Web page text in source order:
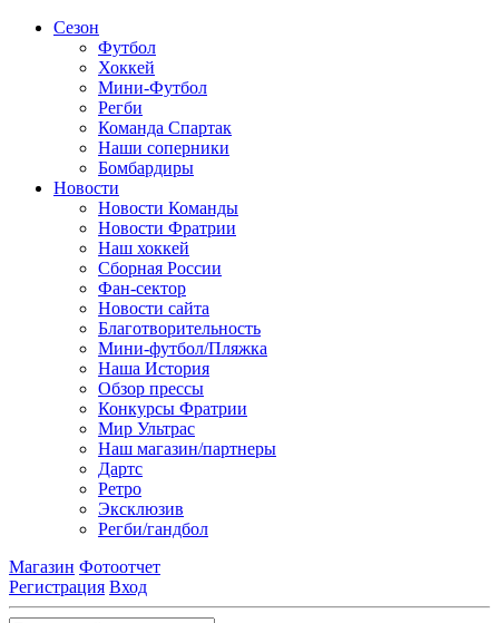
Сезон
Футбол
Хоккей
Мини-Футбол
Регби
Команда Спартак
Наши соперники
Бомбардиры
Новости
Новости Команды
Новости Фратрии
Наш хоккей
Сборная России
Фан-cектор
Новости сайта
Благотворительность
Мини-футбол/Пляжка
Наша История
Обзор прессы
Конкурсы Фратрии
Мир Ультрас
Наш магазин/партнеры
Дартс
Ретро
Эксклюзив
Регби/гандбол
Магазин Фотоотчет
Регистрация Вход